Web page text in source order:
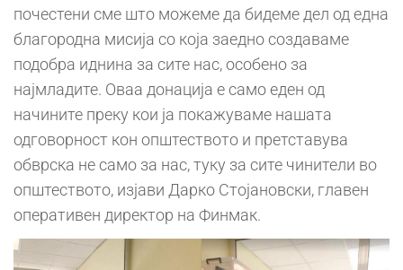
почестени сме што можеме да бидеме дел од една
благородна мисија со која заедно создаваме
подобра иднина за сите нас, особено за
најмладите. Оваа донација е само еден од
начините преку кои ја покажуваме нашата
одговорност кон општеството и претставува
обврска не само за нас, туку за сите чинители во
општеството, изјави Дарко Стојановски, главен
оперативен директор на Финмак.